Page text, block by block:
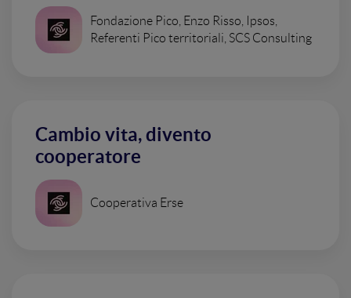
Fondazione Pico, Enzo Risso, Ipsos,
Referenti Pico territoriali, SCS Consulting
Cambio vita, divento
cooperatore
Cooperativa Erse